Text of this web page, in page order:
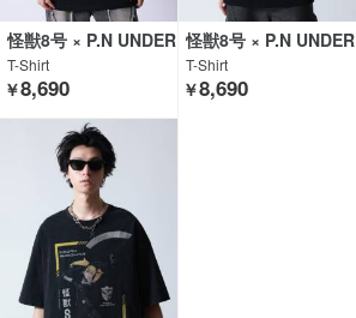
怪獣8号 × P.N UNDER
GROUND
T-Shirt
￥8,690
怪獣8号 × P.N UNDER
GROUND
T-Shirt
￥8,690